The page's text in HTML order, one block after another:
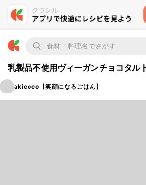
乳製品不使用ヴィーガンチョコタル
akicoco【笑顔になるごはん】